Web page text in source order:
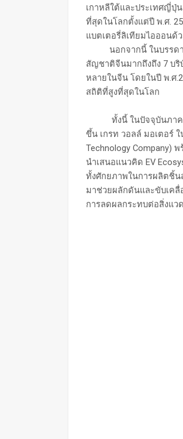
เกาหลีใต้และประเทศญี่ปุ่
ที่สุดในโลกตั้งแต่ปี พ.ศ.
แบตเตอรี่ลิเทียมไอออนด้
นอกจากนี้ ในบรรดาท
สัญชาติจีนมากถึงถึง 7 บริ
หลายในจีน โดยในปี พ.ศ
สถิติที่สูงที่สุดในโลก
ทั้งนี้ ในปัจจุบันภาครัฐ
ขึ้น เกรท วอลล์ มอเตอร์
Technology Company)
นำเสนอแนวคิด EV
ทั้งศักยภาพในการผลิตชิ้
มาช่วยผลักดันและขับเคลื่
การลดผลกระทบต่อสิ่งแว